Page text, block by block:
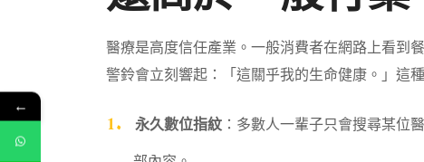
醫療是高度信任產業。一般消費者在網路上看到
警鈴會立刻響起：「這關乎我的生命健康。」這
永久數位指紋 ：多數人一輩子只會搜尋某
←